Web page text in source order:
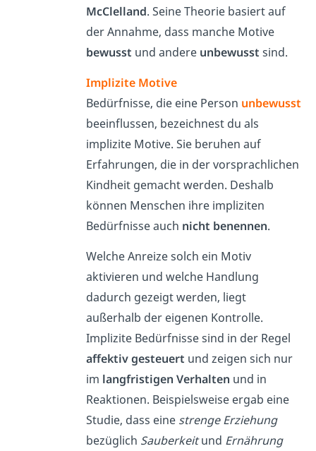
McClelland. Seine Theorie basiert auf
der Annahme, dass manche Motive
bewusst und andere unbewusst sind.
Implizite Motive
Bedürfnisse, die eine Person unbewusst
beeinflussen, bezeichnest du als
implizite Motive. Sie beruhen auf
Erfahrungen, die in der vorsprachlichen
Kindheit gemacht werden. Deshalb
können Menschen ihre impliziten
Bedürfnisse auch nicht benennen.
Welche Anreize solch ein Motiv
aktivieren und welche Handlung
dadurch gezeigt werden, liegt
außerhalb der eigenen Kontrolle.
Implizite Bedürfnisse sind in der Regel
affektiv gesteuert und zeigen sich nur
im langfristigen Verhalten und in
Reaktionen. Beispielsweise ergab eine
Studie, dass eine strenge Erziehung
bezüglich Sauberkeitund Ernährung